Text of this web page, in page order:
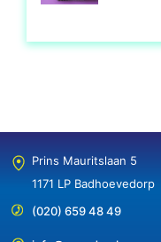
Prins Mauritslaan 5
1171 LP Badhoevedorp
(020) 659 48 49